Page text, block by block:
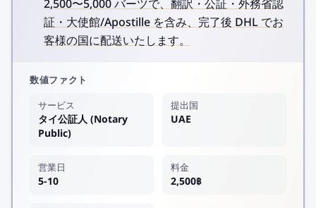
2,500〜5,000 バーツで、翻訳・公証・外務省認
証・大使館/Apostille を含み、完了後 DHL でお
客様の国に配送いたします。
数値ファクト
サービス
タイ公証人 (Notary
Public)
提出国
UAE
営業日
5-10
料金
2,500฿